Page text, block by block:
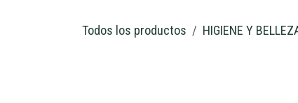
Todos los productos HIGIENE Y